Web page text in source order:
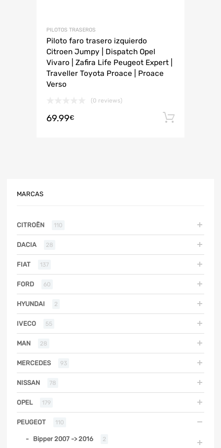
PILOTOS TRASEROS
Piloto faro trasero izquierdo
Citroen Jumpy | Dispatch Opel
Vivaro | Zafira Life Peugeot Expert |
Traveller Toyota Proace | Proace
Verso
(0 reviews)
69.99€
MARCAS
CITROËN 110
DACIA 28
FIAT 137
FORD 60
HYUNDAI 2
IVECO 55
MAN 28
MERCEDES 93
NISSAN 78
OPEL 179
PEUGEOT 110
Bipper 2007 -> 2016 2